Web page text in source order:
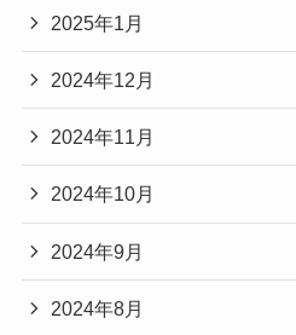
2025年1月
2024年12月
2024年11月
2024年10月
2024年9月
2024年8月